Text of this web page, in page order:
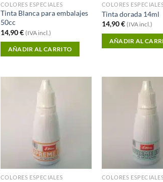
COLORES ESPECIALES
Tinta Blanca para embalajes
50cc
14,90€ (IVA incl.)
AÑADIR AL CARRITO
COLORES
Tinta dorada 14ml
14,90€ (IVA incl.)
AÑADIR AL
COLORES ESPECIALES COLORES